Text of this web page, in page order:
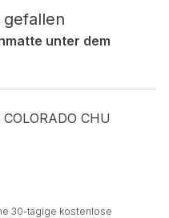
unter dem
CHU
30-tägige kostenlose
sind solche, die
Kategorie zugeordnet